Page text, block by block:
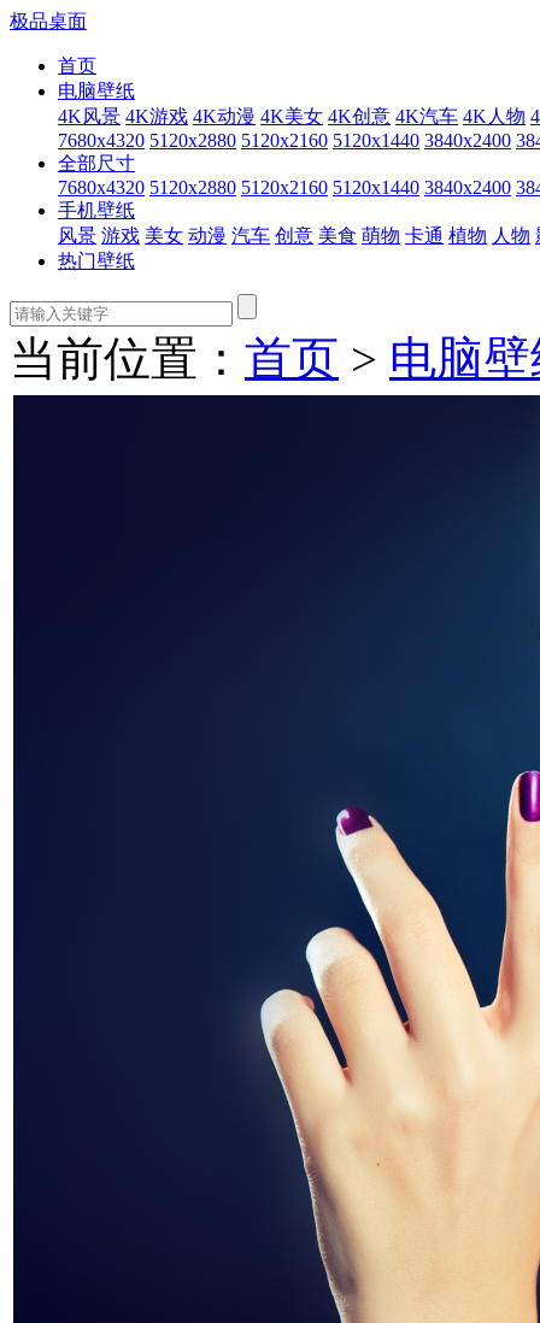
极品桌面
首页
电脑壁纸
4K风景 4K游戏 4K动漫 4K美女 4K创意 4K汽车 4K人物
7680x4320 5120x2880 5120x2160 5120x1440 3840x2400
全部尺寸
7680x4320 5120x2880 5120x2160 5120x1440 3840x2400
手机壁纸
风景 游戏 美女 动漫 汽车 创意 美食 萌物 卡通 植物 人物
热门壁纸
当前位置： 首页 > 电脑